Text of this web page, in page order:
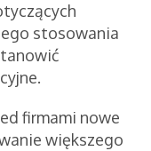
stosowania
firmami nowe
większego